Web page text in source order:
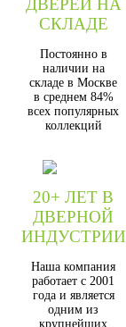
ДВЕРЕЙ НА
СКЛАДЕ
Постоянно в
наличии на
складе в Москве
в среднем 84%
всех популярных
коллекций
20+ ЛЕТ В
ДВЕРНОЙ
ИНДУСТРИИ
Наша компания
работает с 2001
года и является
одним из
крупнейших